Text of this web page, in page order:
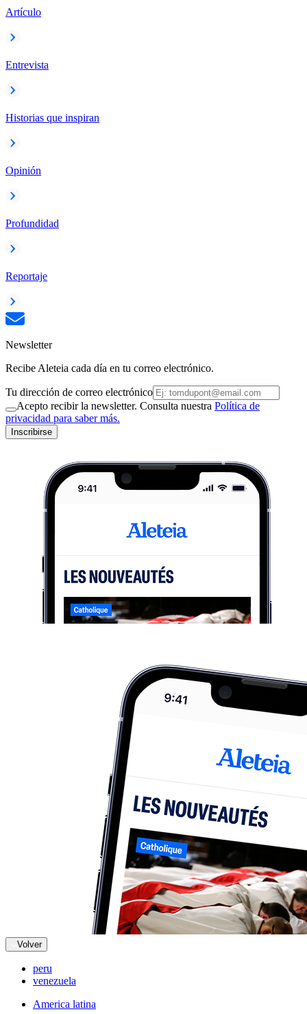
Artículo
Entrevista
Historias que inspiran
Opinión
Profundidad
Reportaje
Newsletter
Recibe Aleteia cada día en tu correo electrónico.
Tu dirección de correo electrónico
Acepto recibir la newsletter. Consulta nuestra Política de
privacidad para saber más.
Inscribirse
Volver
peru
venezuela
America latina